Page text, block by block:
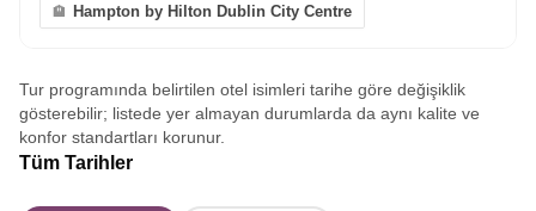
Hampton by Hilton Dublin City Centre
Tur programında belirtilen otel isimleri tarihe göre değişiklik
gösterebilir; listede yer almayan durumlarda da aynı kalite ve
konfor standartları korunur.
Tüm Tarihler